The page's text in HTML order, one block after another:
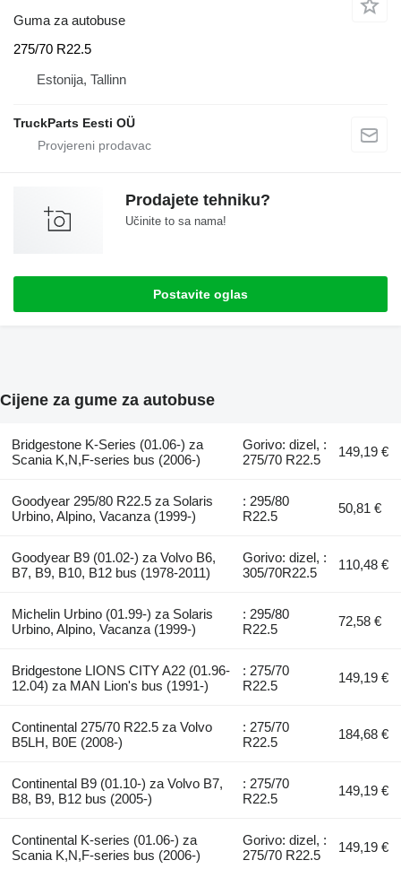
Guma za autobuse
275/70 R22.5
Estonija, Tallinn
TruckParts Eesti OÜ
Prodajete tehniku?
Učinite to sa nama!
Postavite oglas
Cijene za gume za autobuse
Bridgestone K-Series (01.06-) za
Scania K,N,F-series bus (2006-)
Gorivo: dizel, :
275/70 R22.5
149,19 €
Goodyear 295/80 R22.5 za Solaris
Urbino, Alpino, Vacanza (1999-)
: 295/80
R22.5
50,81 €
Goodyear B9 (01.02-) za Volvo B6,
B7, B9, B10, B12 bus (1978-2011)
Gorivo: dizel, :
305/70R22.5
110,48 €
Michelin Urbino (01.99-) za Solaris
Urbino, Alpino, Vacanza (1999-)
: 295/80
R22.5
72,58 €
Bridgestone LIONS CITY A22 (01.96-
12.04) za MAN Lion's bus (1991-)
: 275/70
R22.5
149,19 €
Continental 275/70 R22.5 za Volvo
B5LH, B0E (2008-)
: 275/70
R22.5
184,68 €
Continental B9 (01.10-) za Volvo B7,
B8, B9, B12 bus (2005-)
: 275/70
R22.5
149,19 €
Continental K-series (01.06-) za
Scania K,N,F-series bus (2006-)
Gorivo: dizel, :
275/70 R22.5
149,19 €